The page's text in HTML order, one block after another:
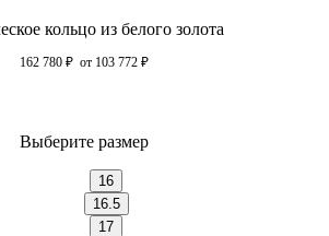
кольцо из белого золота
162 780 ₽ от 103 772 ₽
Выберите размер
16
16.5
17